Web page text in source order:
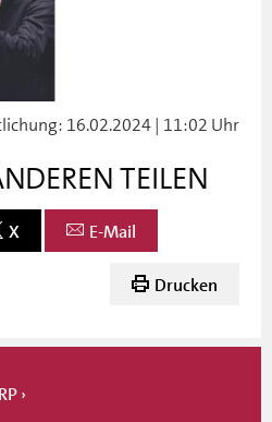
16.02.2024 | 11:02 Uhr
TEILEN
X E-Mail
Drucken